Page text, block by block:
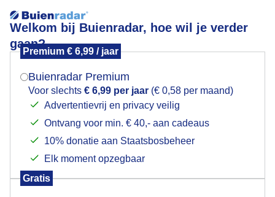
Welkom bij Buienradar, hoe wil je verder
gaan?
Premium € 6,99 / jaar
Buienradar Premium
Voor slechts € 6,99 per jaar (€ 0,58 per maand)
Advertentievrij en privacy veilig
Ontvang voor min. € 40,- aan cadeaus
10% donatie aan Staatsbosbeheer
Elk moment opzegbaar
Gratis
Een koe en een regenboog
Mogen we je locatie gebruiken voor het
Indien je hier nog geen akkoord op hebt gegeven,
verschijnt er zo een pop-up uit je browser waarin
Is goed, toon de popup